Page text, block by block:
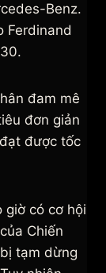
Benz.
Ferdinand
đam mê
đơn giản
được tốc
giờ có cơ hội
Chiến
tạm dừng